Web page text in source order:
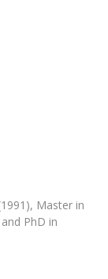
Master in
PhD in